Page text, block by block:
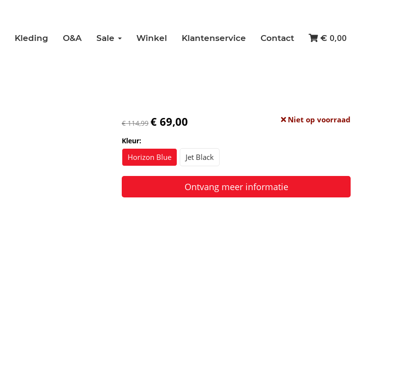
Kleding O&A Sale Winkel Klantenservice Contact € 0,00
€ 114,99 € 69,00 Niet op voorraad
Kleur:
Horizon Blue Jet Black
Ontvang meer informatie